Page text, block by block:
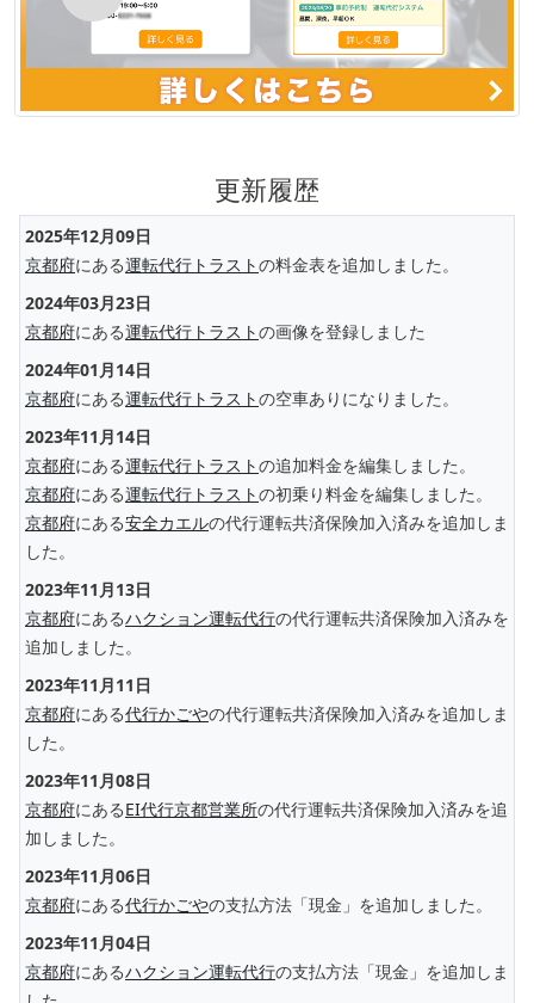
更新履歴
2025年12月09日
京都府にある運転代行トラストの料金表を追加しました。
2024年03月23日
京都府にある運転代行トラストの画像を登録しました
2024年01月14日
京都府にある運転代行トラストの空車ありになりました。
2023年11月14日
京都府にある運転代行トラストの追加料金を編集しました。
京都府にある運転代行トラストの初乗り料金を編集しました。
京都府にある安全カエルの代行運転共済保険加入済みを追加しま
した。
2023年11月13日
京都府にあるハクション運転代行の代行運転共済保険加入済みを
追加しました。
2023年11月11日
京都府にある代行かごやの代行運転共済保険加入済みを追加しま
した。
2023年11月08日
京都府にあるEI代行京都営業所の代行運転共済保険加入済みを追
加しました。
2023年11月06日
京都府にある代行かごやの支払方法「現金」を追加しました。
2023年11月04日
京都府にあるハクション運転代行の支払方法「現金」を追加しま